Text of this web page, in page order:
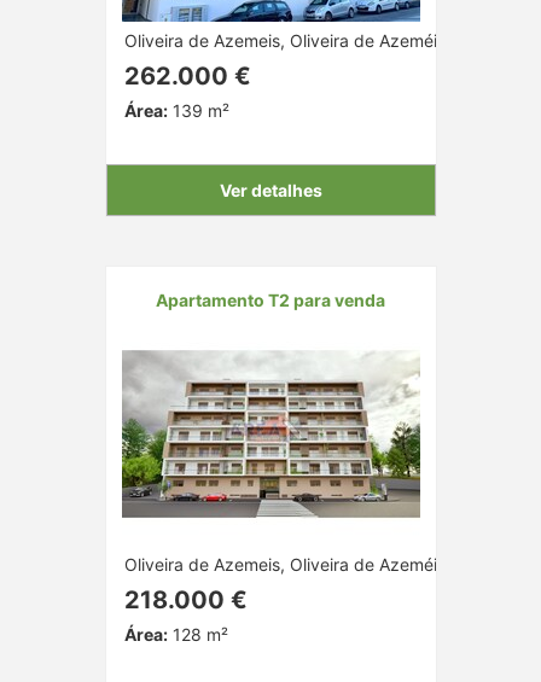
Oliveira de Azemeis, Oliveira de Azeméis, Aveiro
262.000 €
Área:139 m²
Ver detalhes
Apartamento T2 para venda
Oliveira de Azemeis, Oliveira de Azeméis, Aveiro
218.000 €
Área:128 m²